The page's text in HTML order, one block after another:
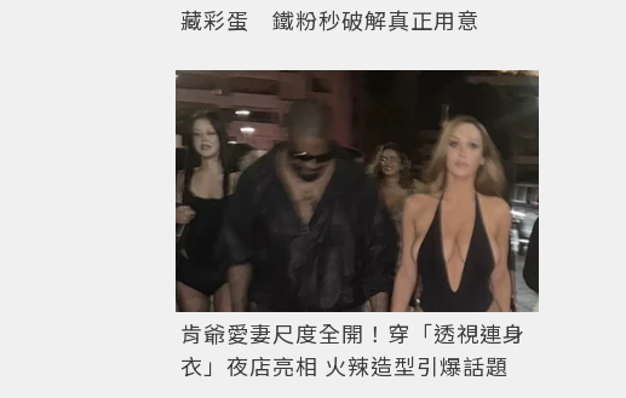
藏彩蛋 鐵粉秒破解真正用意
肯爺愛妻尺度全開！穿「透視連身
衣」夜店亮相 火辣造型引爆話題